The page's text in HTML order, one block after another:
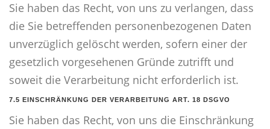
Sie haben das Recht, von uns zu verlangen, dass
die Sie betreffenden personenbezogenen Daten
unverzüglich gelöscht werden, sofern einer der
gesetzlich vorgesehenen Gründe zutrifft und
soweit die Verarbeitung nicht erforderlich ist.
7.5 EINSCHRÄNKUNG DER VERARBEITUNG ART. 18 DSGVO
Sie haben das Recht, von uns die Einschränkung